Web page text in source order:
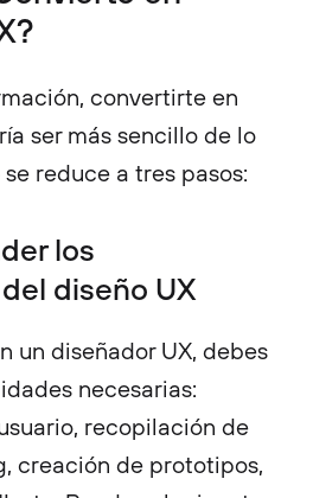
convertirte en
ser más sencillo de lo
reduce a tres pasos:
los
diseño UX
un diseñador UX, debes
necesarias:
recopilación de
creación de prototipos,